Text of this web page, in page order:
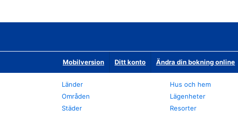
Mobilversion Ditt konto Ändra din bokning online
Länder
Områden
Städer
Hus och hem
Lägenheter
Resorter